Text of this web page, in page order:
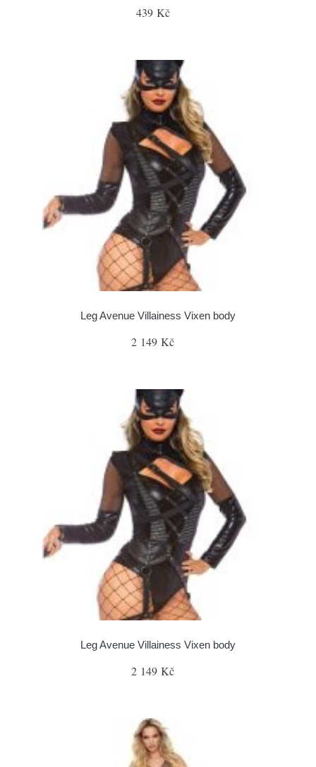
439 Kč
Leg Avenue Villainess Vixen body
2 149 Kč
Leg Avenue Villainess Vixen body
2 149 Kč